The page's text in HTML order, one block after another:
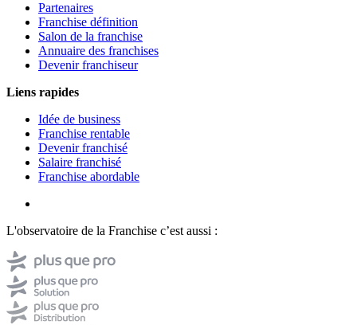
Partenaires
Franchise définition
Salon de la franchise
Annuaire des franchises
Devenir franchiseur
Liens rapides
Idée de business
Franchise rentable
Devenir franchisé
Salaire franchisé
Franchise abordable
L'observatoire de la Franchise c’est aussi :